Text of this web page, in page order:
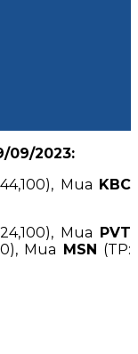
09/2023:
Mua KBC
Mua PVT
Mua MSN (TP: